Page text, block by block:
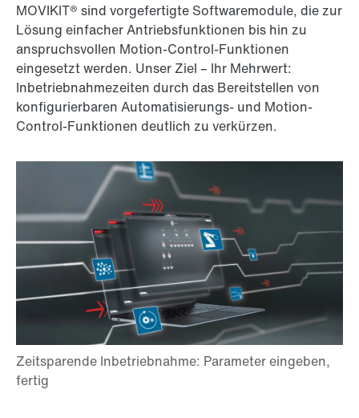
MOVIKIT® sind vorgefertigte Softwaremodule, die zur
Lösung einfacher Antriebsfunktionen bis hin zu
anspruchsvollen Motion-Control-Funktionen
eingesetzt werden. Unser Ziel – Ihr Mehrwert:
Inbetriebnahmezeiten durch das Bereitstellen von
konfigurierbaren Automatisierungs- und Motion-
Control-Funktionen deutlich zu verkürzen.